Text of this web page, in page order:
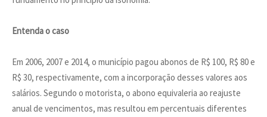
Entenda o caso
Em 2006, 2007 e 2014, o município pagou abonos de R$ 100, R$ 80 e
R$ 30, respectivamente, com a incorporação desses valores aos
salários. Segundo o motorista, o abono equivaleria ao reajuste
anual de vencimentos, mas resultou em percentuais diferentes